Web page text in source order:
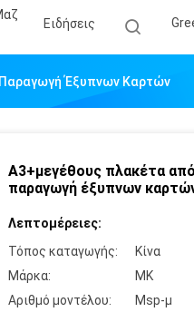
Ειδήσεις
Έξυπνων Καρτών
Α3+μεγέθους πλακέτα
παραγωγή έξυπνων
Λεπτομέρειες:
Τόπος καταγωγής:
Κίνα
Μάρκα:
MK
Αριθμό μοντέλου:
Msp-μ